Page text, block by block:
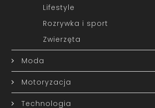
Lifestyle
Rozrywka i sport
Zwierzęta
Moda
Motoryzacja
Technologia